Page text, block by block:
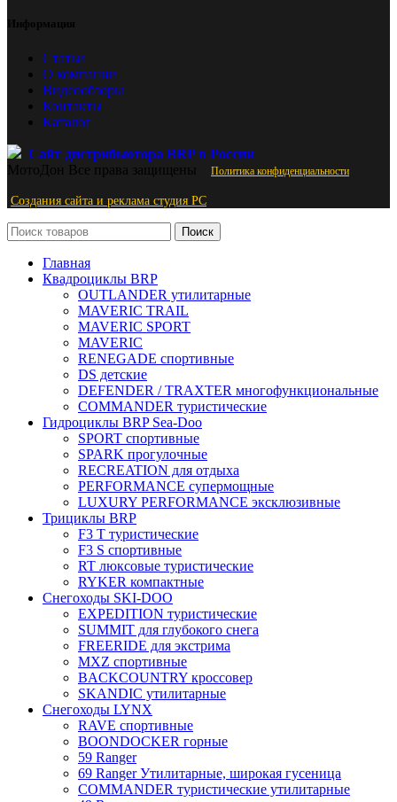
Информация
Статьи
О компании
Видеообзоры
Контакты
Каталог
Сайт дистрибьютора BRP в России
МотоДон Все права защищены Политика конфиденциальности
Создания сайта и реклама студия PС
Поиск
Главная
Квадроциклы BRP
OUTLANDER утилитарные
MAVERIC TRAIL
MAVERIC SPORT
MAVERIC
RENEGADE спортивные
DS детские
DEFENDER / TRAXTER многофункциональные
COMMANDER туристические
Гидроциклы BRP Sea-Doo
SPORT спортивные
SPARK прогулочные
RECREATION для отдыха
PERFORMANCE супермощные
LUXURY PERFORMANCE эксклюзивные
Трициклы BRP
F3 T туристические
F3 S спортивные
RT люксовые туристические
RYKER компактные
Снегоходы SKI-DOO
EXPEDITION туристические
SUMMIT для глубокого снега
FREERIDE для экстрима
MXZ cпортивные
BACKCOUNTRY кроссовер
SKANDIC утилитарные
Снегоходы LYNX
RAVE спортивные
BOONDOCKER горные
59 Ranger
69 Ranger Утилитарные, широкая гусеница
COMMANDER туристические утилитарные